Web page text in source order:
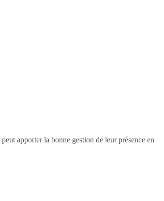
apporter la bonne gestion de leur présence en